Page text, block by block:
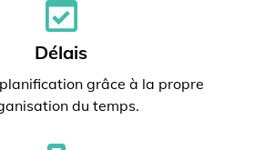
Délais
grâce à la propre
du temps.